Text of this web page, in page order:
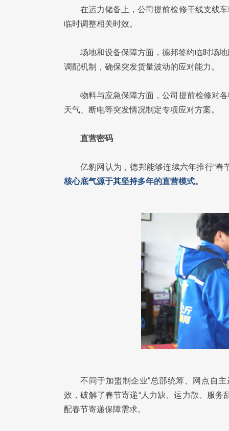
在运力储备上，公司提前检修干线支线
临时调整相关时效。
场地和设备保障方面，德邦签约临时场
调配机制，确保突发货量波动的应对能力。
物料与应急保障方面，公司提前检修对
天气、断电等突发情况制定专项应对方案。
直营密码
亿豹网认为，德邦能够连续六年推行“
核心底气源于其坚持多年的直营模式。
不同于加盟制企业“总部统筹、网点自
效，破解了春节寄递“人力缺、运力散、服
配春节寄递保障需求。